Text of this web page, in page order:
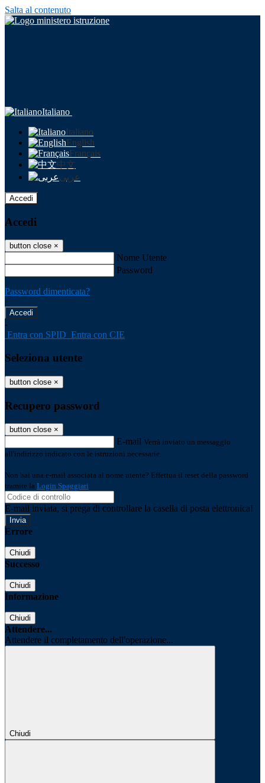
Salta al contenuto
Italiano
Italiano
English
Français
中文
عربى
Accedi
Accedi
button close ×
Nome Utente
Password
Password dimenticata?
-
Entra con SPID Entra con CIE
Seleziona utente
button close ×
Recupero password
button close ×
E-mail Verrà inviato un messaggio
all'indirizzo indicato con le istruzioni necessarie.
Non hai una e-mail associata al nome utente? Effettua il reset della password
tramite la Login Spaggiari
E-mail inviata, si prega di controllare la casella di posta elettronica!
Errore
Chiudi
Successo
Chiudi
Informazione
Chiudi
Attendere...
Attendere il completamento dell'operazione...
Chiudi